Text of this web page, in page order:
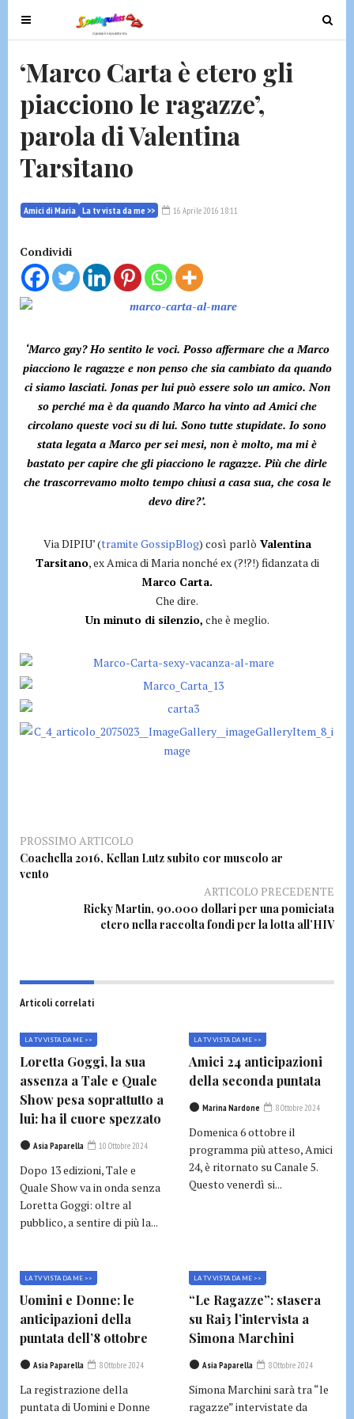
T
o
g
e
n
a
g
t
o
n
T
o
‘Marco Carta è etero gli
piacciono le ragazze’,
parola di Valentina
Tarsitano
Amici di Maria La tv vista da me >> 16 Aprile 2016 18:11
Condividi
‘Marco gay? Ho sentito le voci. Posso affermare che a Marco
piacciono le ragazze e non penso che sia cambiato da quando
ci siamo lasciati. Jonas per lui può essere solo un amico. Non
so perché ma è da quando Marco ha vinto ad Amici che
circolano queste voci su di lui. Sono tutte stupidate. Io sono
stata legata a Marco per sei mesi, non è molto, ma mi è
bastato per capire che gli piacciono le ragazze. Più che dirle
che trascorrevamo molto tempo chiusi a casa sua, che cosa le
devo dire?’.
Via DIPIU’ (tramite GossipBlog) così parlò Valentina
Tarsitano, ex Amica di Maria nonché ex (?!?!) fidanzata di
Marco Carta.
Che dire.
Un minuto di silenzio, che è meglio.
PROSSIMO ARTICOLO
Coachella 2016, Kellan Lutz subito cor muscolo ar
vento
ARTICOLO PRECEDENTE
Ricky Martin, 90.000 dollari per una pomiciata
etero nella raccolta fondi per la lotta all’HIV
Articoli correlati
LA TV VISTA DA ME >>
Loretta Goggi, la sua
assenza a Tale e Quale
Show pesa soprattutto a
lui: ha il cuore spezzato
Asia Paparella 10 Ottobre 2024
Dopo 13 edizioni, Tale e
Quale Show va in onda senza
Loretta Goggi: oltre al
pubblico, a sentire di più la...
LA TV VISTA DA ME >>
Amici 24 anticipazioni
della seconda puntata
Marina Nardone 8 Ottobre 2024
Domenica 6 ottobre il
programma più atteso, Amici
24, è ritornato su Canale 5.
Questo venerdì si...
LA TV VISTA DA ME >>
Uomini e Donne: le
anticipazioni della
puntata dell’8 ottobre
Asia Paparella 8 Ottobre 2024
La registrazione della
puntata di Uomini e Donne
LA TV VISTA DA ME >>
“Le Ragazze”: stasera
su Rai3 l’intervista a
Simona Marchini
Asia Paparella 8 Ottobre 2024
Simona Marchini sarà tra “le
ragazze” intervistate da